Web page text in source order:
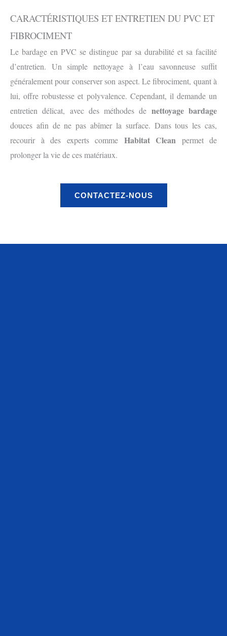
CARACTÉRISTIQUES ET ENTRETIEN DU PVC ET
FIBROCIMENT
Le bardage en PVC se distingue par sa durabilité et sa facilité
d’entretien. Un simple nettoyage à l’eau savonneuse suffit
généralement pour conserver son aspect. Le fibrociment, quant à
lui, offre robustesse et polyvalence. Cependant, il demande un
entretien délicat, avec des méthodes de nettoyage bardage
douces afin de ne pas abîmer la surface. Dans tous les cas,
recourir à des experts comme Habitat Clean permet de
prolonger la vie de ces matériaux.
CONTACTEZ-NOUS